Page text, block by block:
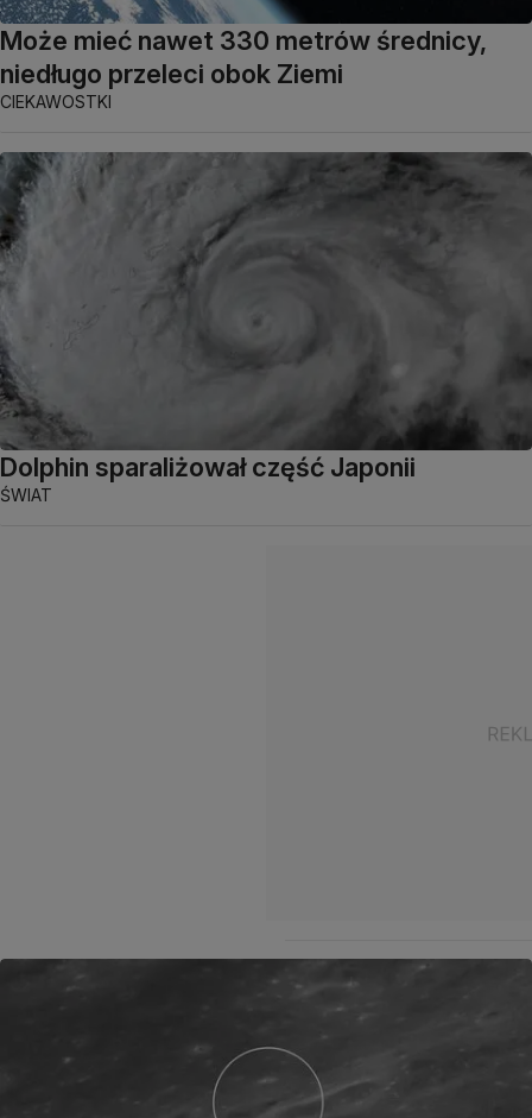
Może mieć nawet 330 metrów średnicy,
niedługo przeleci obok Ziemi
CIEKAWOSTKI
Dolphin sparaliżował część Japonii
ŚWIAT